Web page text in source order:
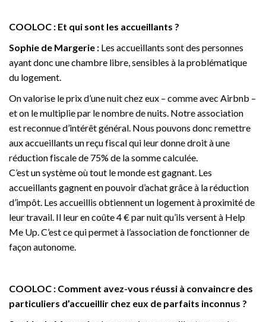
COOLOC : Et qui sont les accueillants ?
Sophie de Margerie : Les accueillants sont des personnes
ayant donc une chambre libre, sensibles à la problématique
du logement.
On valorise le prix d’une nuit chez eux – comme avec Airbnb –
et on le multiplie par le nombre de nuits. Notre association
est reconnue d’intérêt général. Nous pouvons donc remettre
aux accueillants un reçu fiscal qui leur donne droit à une
réduction fiscale de 75% de la somme calculée.
C’est un système où tout le monde est gagnant. Les
accueillants gagnent en pouvoir d’achat grâce à la réduction
d’impôt. Les accueillis obtiennent un logement à proximité de
leur travail. Il leur en coûte 4 € par nuit qu’ils versent à Help
Me Up. C’est ce qui permet à l’association de fonctionner de
façon autonome.
COOLOC : Comment avez-vous réussi à convaincre des
particuliers d’accueillir chez eux de parfaits inconnus ?